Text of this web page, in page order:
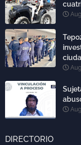
DIRECTORIO